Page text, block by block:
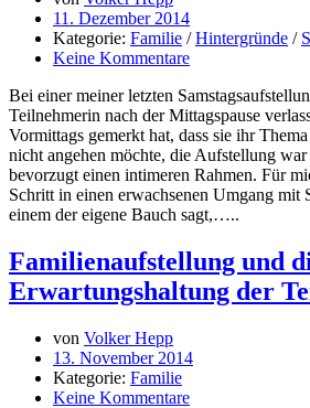
11. Dezember 2014
Kategorie: Familie /Hintergründe /
Keine Kommentare
Bei einer meiner letzten
Teilnehmerin nach der Mittagspause
Vormittags gemerkt hat, dass sie ihr
nicht angehen möchte, die Aufstellung
bevorzugt einen intimeren Rahmen. Für
Schritt in einen erwachsenen Umgang mit
einem der eigene Bauch sagt,…..
Familienaufstellung und
Erwartungshaltung der
von Volker Hepp
13. November 2014
Kategorie: Familie
Keine Kommentare